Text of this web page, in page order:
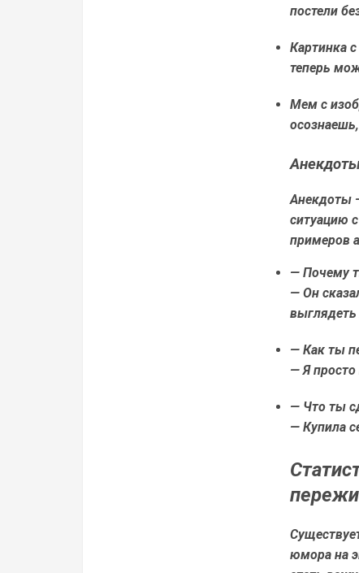
постели
Картинка
теперь
Мем с
Анекдоты
ситуацию
примеров
— Почему
— Он
выглядеть
— Как ты
— Я
— Что ты
— Купила
юмора на